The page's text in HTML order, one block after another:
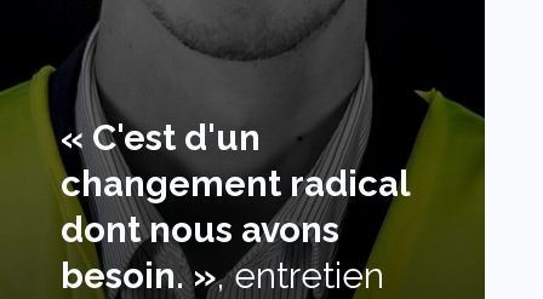
« C'est d'un
changement radical
dont nous avons
besoin. », entretien